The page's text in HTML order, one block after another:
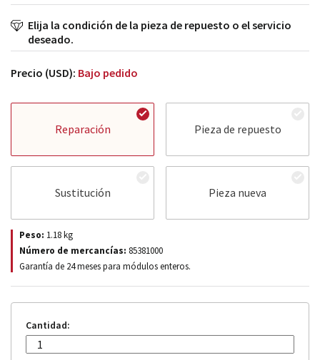
Elija la condición de la pieza de repuesto o el servicio
deseado.
Precio (USD): Bajo pedido
Reparación Pieza de repuesto
Sustitución Pieza nueva
Peso: 1.18kg
Número de mercancías: 85381000
Garantía de 24 meses para módulos enteros.
Cantidad: